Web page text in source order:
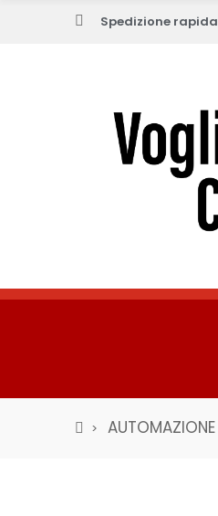
Spedizione
AUTOMAZIONE